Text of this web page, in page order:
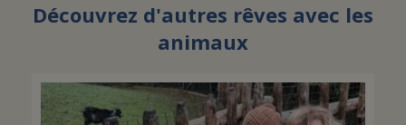
Découvrez d'autres rêves avec les
animaux